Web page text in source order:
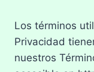
Los términos
Privacidad
nuestros